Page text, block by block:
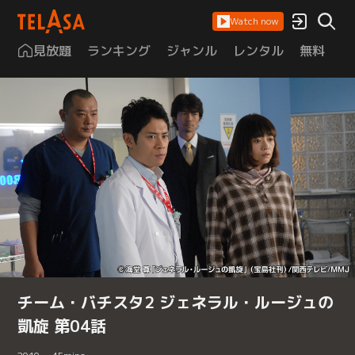
Watch now
見放題 ランキング ジャンル レンタル 無料
チーム・バチスタ2 ジェネラル・ルージュの
凱旋 第04話